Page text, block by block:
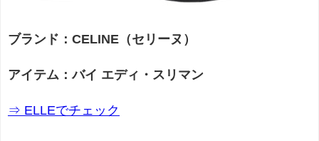
ブランド：CELINE（セリーヌ）
アイテム：バイ エディ・スリマン
⇒ ELLEでチェック